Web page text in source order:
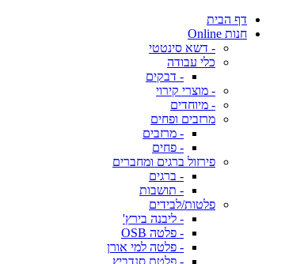
דף הבית
חנות Online
- דשא סינטטי
כלי עבודה
- דבקים
- מוצרי קירוי
- מיוחדים
מרזבים ופחים
- מרזבים
- פחים
פירזול ברגים ומחברים
- ברגים
- תושבות
פלטות/לבידים
- ליבנה בירץ'
- פלטה OSB
- פלטה למי אורן
- פלטת סנדביץ